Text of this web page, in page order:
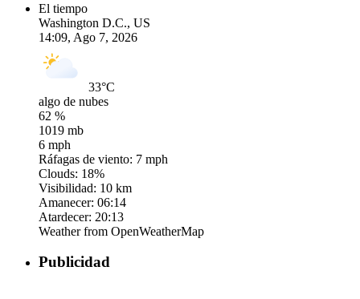
El tiempo
Washington D.C., US
14:09, Ago 7, 2026
33°C
algo de nubes
62 %
1019 mb
6 mph
Ráfagas de viento: 7 mph
Clouds: 18%
Visibilidad: 10 km
Amanecer: 06:14
Atardecer: 20:13
Weather from OpenWeatherMap
Publicidad